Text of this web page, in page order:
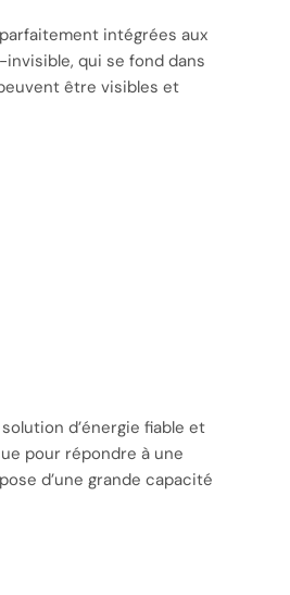
intégrées aux
qui se fond dans
être visibles et
d’énergie fiable et
pour répondre à une
d’une grande capacité